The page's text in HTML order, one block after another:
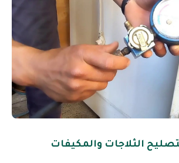
الثلاجات والمكيفات